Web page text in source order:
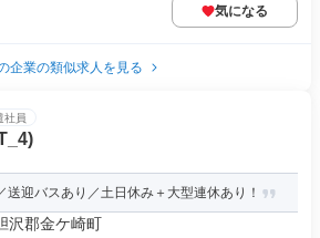
気になる
企業の類似求人を見る
社員
送迎バスあり／土日休み＋大型連休あり！
沢郡金ケ崎町